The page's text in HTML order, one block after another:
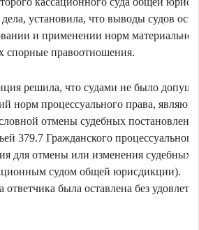
установила, что выводы судов
и применении норм
спорные правоотношения.
решила, что судами не было
норм процессуального права,
отмены судебных
379.7 Гражданского процессуального
для отмены или изменения судебных
судом общей юрисдикции).
была оставлена без